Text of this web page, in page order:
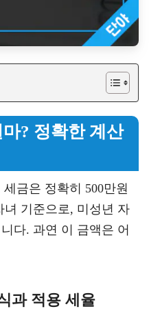
? 정확한 계산
금은 정확히 500만원
기준으로, 미성년 자
다. 과연 이 금액은 어
과 적용 세율